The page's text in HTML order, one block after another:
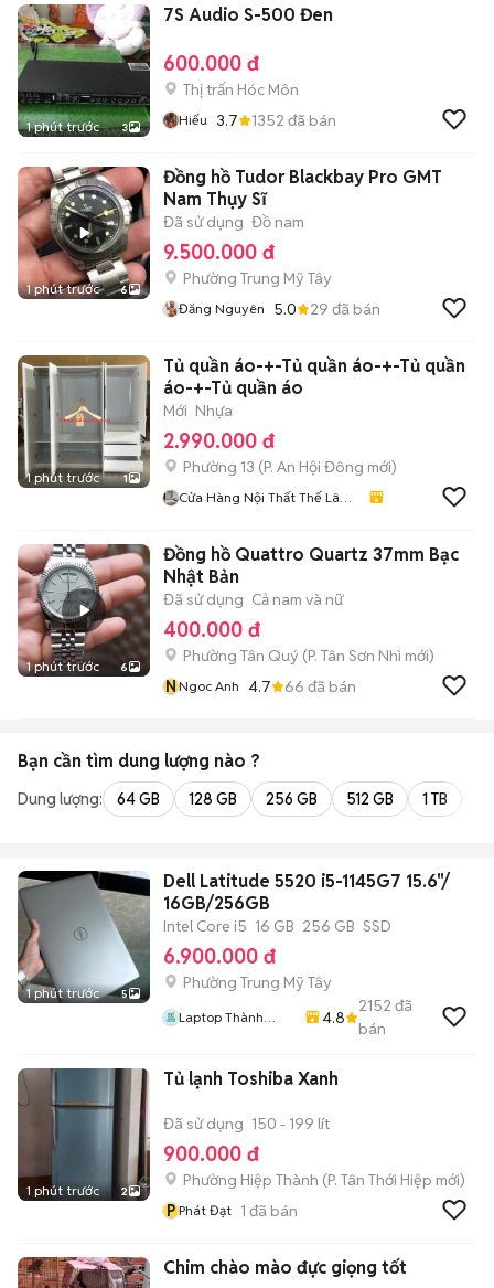
1 phút trước 3
7S Audio S-500 Đen
600.000 đ
Thị trấn Hóc Môn
Hiếu 3.7 1352 đã bán
1 phút trước 6
Đồng hồ Tudor Blackbay Pro GMT
Nam Thụy Sĩ
Đã sử dụng Đồ nam
9.500.000 đ
Phường Trung Mỹ Tây
Đăng Nguyên 5.0 29 đã bán
1 phút trước 1
Tủ quần áo-+-Tủ quần áo-+-Tủ quần
áo-+-Tủ quần áo
Mới Nhựa
2.990.000 đ
Phường 13 (P. An Hội Đông mới)
Cửa Hàng Nội Thất Thế Lâm
1 phút trước 6
Đồng hồ Quattro Quartz 37mm Bạc
Nhật Bản
Đã sử dụng Cả nam và nữ
400.000 đ
Phường Tân Quý (P. Tân Sơn Nhì mới)
NNgoc Anh 4.7 66 đã bán
Bạn cần tìm dung lượng nào ?
Dung lượng: 64 GB 128 GB 256 GB 512 GB 1 TB
1 phút trước 5
Dell Latitude 5520 i5-1145G7 15.6"/
16GB/256GB
Intel Core i5 16 GB 256 GB SSD
6.900.000 đ
Phường Trung Mỹ Tây
Laptop Thành
4.8
2152 đã
bán
1 phút trước 2
Tủ lạnh Toshiba Xanh
Đã sử dụng 150 - 199 lít
900.000 đ
Phường Hiệp Thành (P. Tân Thới Hiệp mới)
P Phát Đạt 1 đã bán
Chim chào mào đực giọng tốt